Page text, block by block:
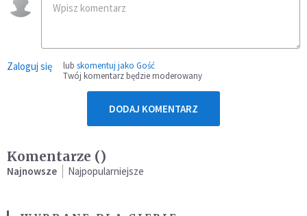
Zaloguj się lub skomentuj jako Gość
Twój komentarz będzie moderowany
DODAJ KOMENTARZ
Komentarze ()
Najnowsze Najpopularniejsze